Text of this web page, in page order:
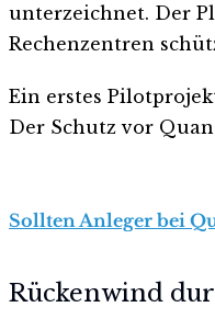
unterzeichnet. Der
Rechenzentren
Ein erstes
Der Schutz vor
Sollten Anleger bei
Rückenwind